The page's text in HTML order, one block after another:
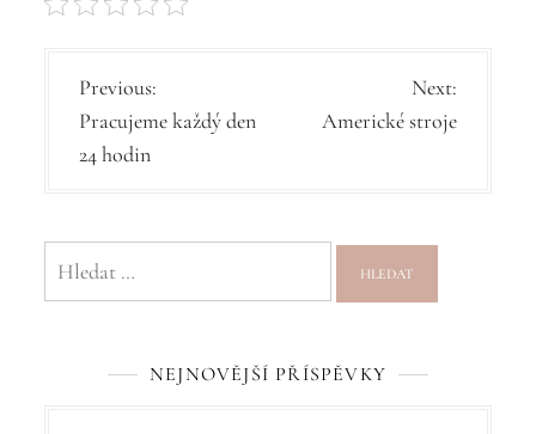
N
a
v
a
Previous:
Pracujeme každý den
24 hodin
Next:
Americké stroje
Vyhledávání
NEJNOVĚJŠÍ PŘÍSPĚVKY